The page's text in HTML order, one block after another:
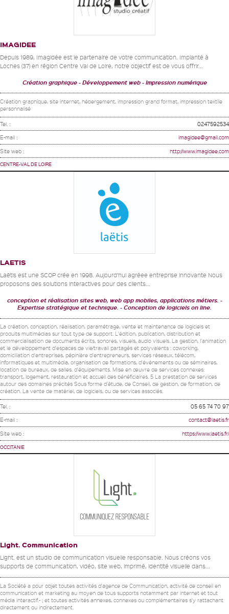
IMAGIDEE
Depuis 1989, Imagidée est le partenaire de votre communication. Implanté à
Loches (37) en région Centre Val de Loire, notre objectif est de vous offrir...
Création graphique Développement web Impression numérique
Création graphique, site internet, hébergement, impression grand format, impression textile
personnalisé
Tel. : 0247592534
E-mail : imagidee@gmail.com
Site web : http://www.imagidee.com
CENTRE-VAL DE LOIRE
LAETIS
Laëtis est une SCOP crée en 1998. Aujourd’hui agréee entreprise innovante Nous
proposons des solutions interactives pour des clients...
conception et réalisation sites web, web app mobiles, applications métiers.
Expertise stratégique et technique.
Conception de logiciels on line.
La création, conception, réalisation, paramétrage, vente et maintenance de logiciels et
produits multimédias sur tout type de support. L'édition, publication, distribution et
commercialisation de documents écrits, sonores, visuels, audio visuels. La gestion, l'animation
et le développement d'espaces de vie/travail partagés et polyvalents : coworking,
domiciliation d'entreprises, pépinière d'entrepreneurs, services réseaux, télécom,
informatiques et multimédia, organisation de formations, d'événements ou de séminaires,
location de bureaux, de salles. d'équipements. Mise en œuvre de services connexes:
transport, logement, restauration et accueil des bénéficiaires. 5 La prestation de services
autour des domaines précités Sous forme d'étude, de Conseil, de gestion, de formation, de
création. La vente de matériel, de logiciels, ou de services associés.
Tel. : 05 65 74 70 97
E-mail : contact@laetis.fr
Site web : https://www.laetis.fr/
OCCITANIE
Light. Communication
Light. est un studio de communication visuelle responsable. Nous créons vos
supports de communication, vidéo, site web, imprimé, identité visuelle dans...
La Société a pour objet toutes activités d'agence de Communication, activité de conseil en
communication et marketing au moyen de tous supports notamment par internet et tout
média interactif.- ; et toutes activités annexes, connexes ou complémentaires s'y rattachant
directement ou indirectement.